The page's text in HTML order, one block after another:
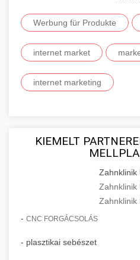
Werbung für Produkte
internet market
internet marketing
KIEMELT
Zahnklinik
Zahnklinik
Zahnklinik
- CNC FORGÁCSOLÁS
- plasztikai sebészet